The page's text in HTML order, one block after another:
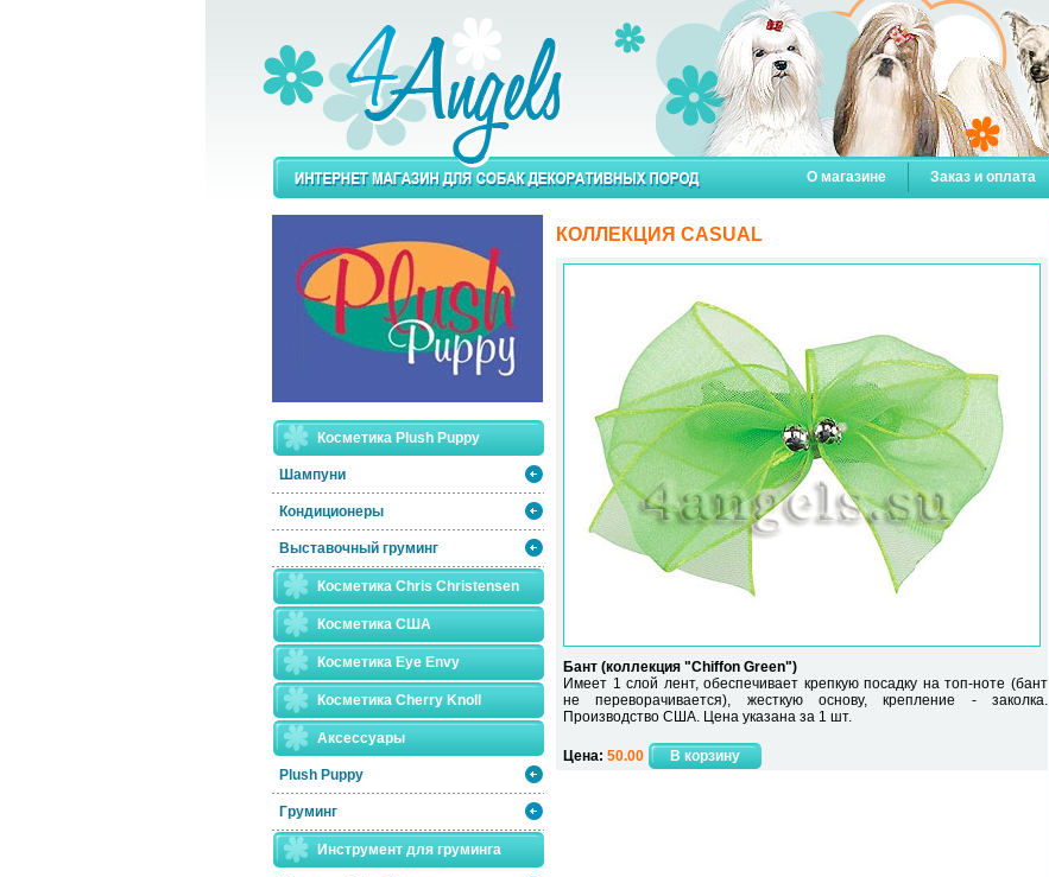
О магазине Заказ и оплата
Косметика Plush Puppy
Шампуни
Кондиционеры
Выставочный груминг
Косметика Chris Christensen
Косметика США
Косметика Eye Envy
Косметика Сherry Knoll
Аксессуары
Plush Puppy
Груминг
Инструмент для груминга
КОЛЛЕКЦИЯ CASUAL
Бант (коллекция "Chiffon Green")
Имеет 1 слой лент, обеспечивает крепкую посадку на топ-ноте (бант
не переворачивается), жесткую основу, крепление - заколка.
Производство США. Цена указана за 1 шт.
Цена: 50.00